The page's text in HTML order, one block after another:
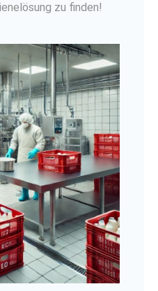
zu finden!